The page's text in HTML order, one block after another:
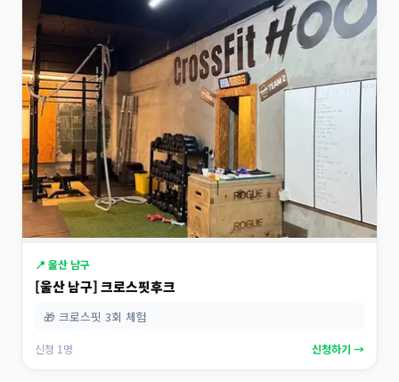
📍 울산 남구
[울산 남구] 크로스핏후크
🎁 크로스핏 3회 체험
신청 1명 신청하기 →